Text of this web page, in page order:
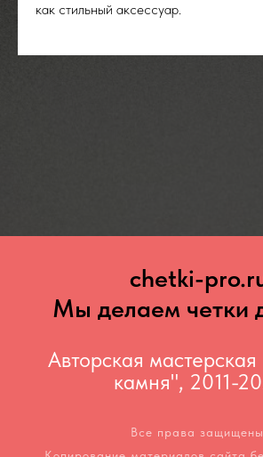
как стильный аксессуар.
chetki-
Мы делаем четки
Авторская
камня", 2011-
Все права